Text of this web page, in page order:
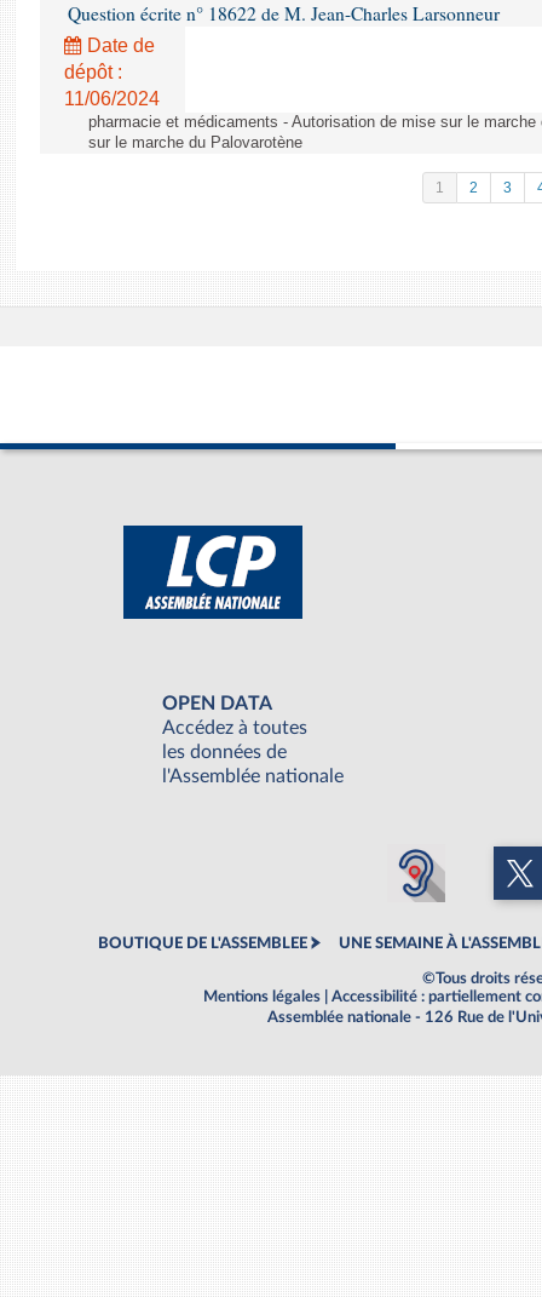
Question écrite n° 18622 de M. Jean-Charles Larsonneur
Date de
dépôt :
11/06/2024
pharmacie et médicaments - Autorisation de mise sur le
sur le marche du Palovarotène
1 2 3
OPEN DATA
Accédez à toutes
les données de
l'Assemblée nationale
BOUTIQUE DE L'ASSEMBLEE UNE SEMAINE À
©Tous droits
Mentions légales
Accessibilité : partiellement
Assemblée nationale - 126 Rue de